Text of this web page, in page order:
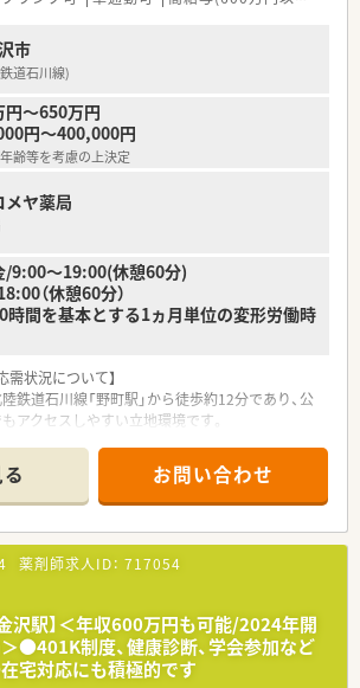
援も行っており、開院時からマンツーマン体制を整
局が多くあります。
っかりと薬剤師スキルを豊富な処方箋枚数から向上
可能です。
へのフォローアップやトレーシングレポートの作成
、地域の患者様の健康に寄り添っています。
代の若い薬剤師が薬局や本部スタッフとして活躍
っています。
えられます。
ャリアイメージ申告、ライフスタイル申告など、
提出できます。
では、上長と自身のビジョンや悩みなど話すスタ
実した休暇制度・福利厚生！
祝は完全休み！
ワークライフバランス（WLB）休暇9日間を組み
旅行や帰省などに利用しています。
暇取得率が100％となっておりますので、ご安心
ランスを重視される方には魅力的な制度となっ
市
道石川線)
～650万円
円～400,000円
齢等を考慮の上決定
メヤ薬局
/9:00～19:00(休憩60分)
（休憩60分）
間を基本とする1ヵ月単位の変形労働時
需状況について】
鉄道石川線「野町駅」から徒歩約12分であり、公
アクセスしやすい立地環境です。
会が多いです。
は2名体制ですが、増員後はよりゆとりを持って
応ができる体制を目指します。
める人物像について】
制の強化を目的とした増員募集であり、正社員と
ける方を募集します。
の処方箋に対応するため、新しい知識の習得に前
のある方を求めています。
販売の両方に興味があり、地域の皆様の健康に
たいという方にオススメです。
お問い合わせ
薬剤師求人ID： 717054
沢駅】＜年収600万円も可能/2024年開
●401K制度、健康診断、学会参加など
宅対応にも積極的です